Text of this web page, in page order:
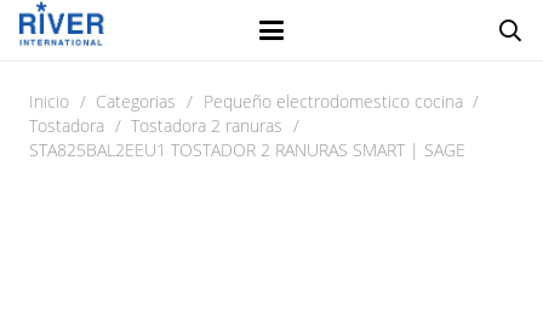
Inicio / Categorias / Pequeño electrodomestico cocina /
Tostadora / Tostadora 2 ranuras /
STA825BAL2EEU1 TOSTADOR 2 RANURAS SMART | SAGE